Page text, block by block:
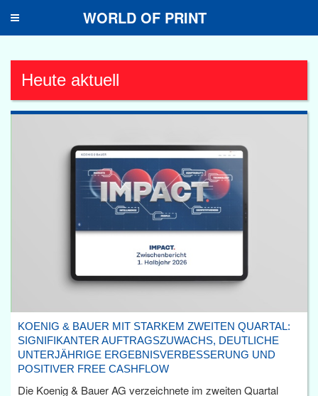
Toggle
WORLD OF PRINT
Heute aktuell
KOENIG & BAUER MIT STARKEM ZWEITEN QUARTAL:
SIGNIFIKANTER AUFTRAGSZUWACHS, DEUTLICHE
UNTERJÄHRIGE ERGEBNISVERBESSERUNG UND
POSITIVER FREE CASHFLOW
Die Koenig & Bauer AG verzeichnete im zweiten Quartal